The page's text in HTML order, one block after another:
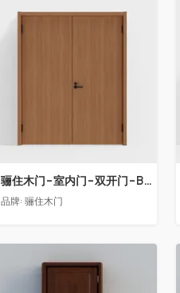
收藏
骊住木门-室内门-双开门-BFA-LL淡雅茶色
品牌: 骊住木门
收藏